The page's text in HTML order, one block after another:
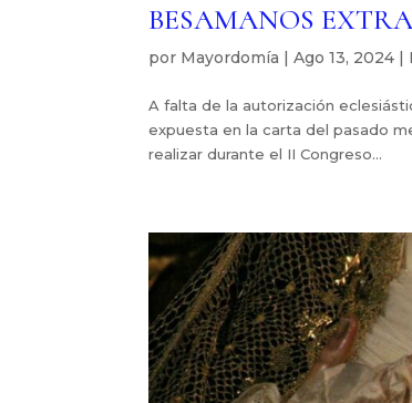
BESAMANOS
por Mayordomía |Ago 13, 2024 |
A falta de la autorización
expuesta en la carta del pasado
realizar durante el II Congreso...